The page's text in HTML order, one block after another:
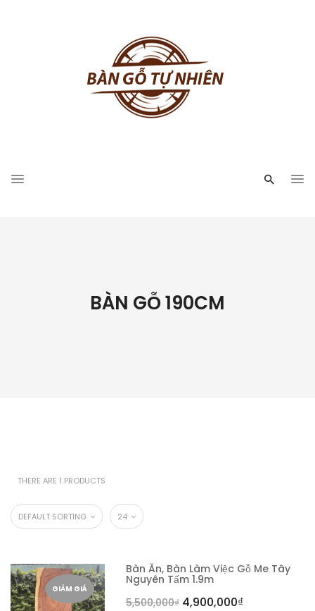
BÀN GỖ 190CM
THERE ARE 1 PRODUCTS
DEFAULT SORTING 24
GIẢM GIÁ
Bàn Ăn, Bàn Làm Việc Gỗ Me Tây
Nguyên Tấm 1.9m
5,500,000₫ 4,900,000₫